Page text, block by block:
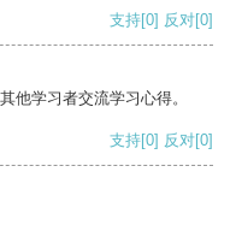
支持[0] 反对[0]
他学习者交流学习心得。
支持[0] 反对[0]